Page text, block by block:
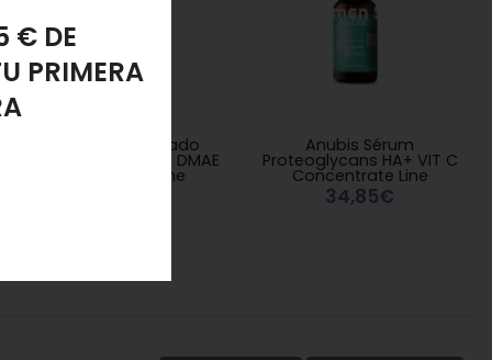
los niveles de colágeno de pieles jóvenes y
7 días, según necesidades específicas y tipo de
tanto por la mañana como por la noche. Si
masajeando con movimientos circulatorios,
mediante digitales y ligeros tecleteos hasta su total
Anubis Concentrado
Ferulic Vitamina C + DMAE
Concentrate Line
Anubis Sérum
Proteoglycans HA+ VIT C
Concentrate Line
34,85€